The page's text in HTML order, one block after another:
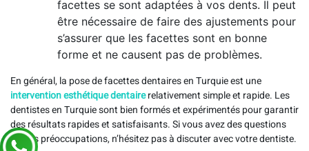
facettes se sont adaptées à vos dents. Il peut
être nécessaire de faire des ajustements pour
s’assurer que les facettes sont en bonne
forme et ne causent pas de problèmes.
En général, la pose de facettes dentaires en Turquie est une
intervention esthétique dentairerelativement simple et rapide. Les
dentistes en Turquie sont bien formés et expérimentés pour garantir
des résultats rapides et satisfaisants. Si vous avez des questions
ou des préoccupations, n’hésitez pas à discuter avec votre dentiste.